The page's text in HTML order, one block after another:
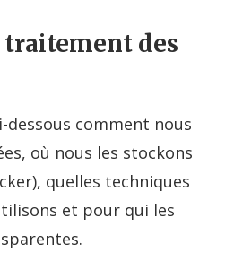
traitement des
dessous comment nous
où nous les stockons
quelles techniques
et pour qui les